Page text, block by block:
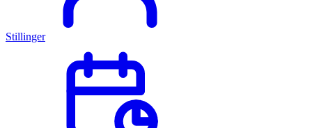
Stillinger